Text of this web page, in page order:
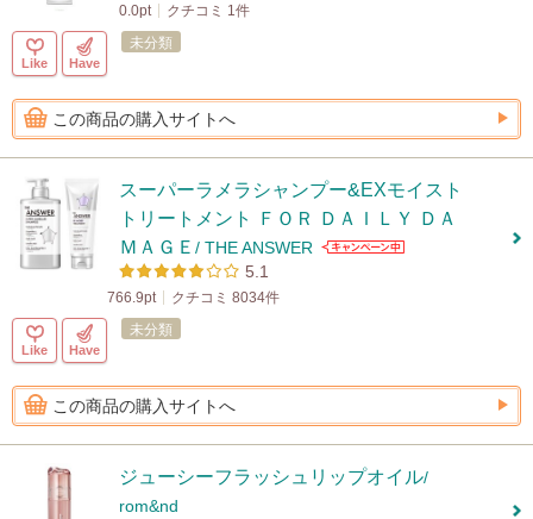
0.0pt クチコミ 1件
Like Have
未分類
この商品の購入サイトへ
スーパーラメラシャンプー&EXモイスト
トリートメント ＦＯＲ ＤＡＩＬＹ ＤＡ
ＭＡＧＥ / THE ANSWER
5.1
766.9pt クチコミ 8034件
Like Have
未分類
この商品の購入サイトへ
ジューシーフラッシュリップオイル/
rom&nd